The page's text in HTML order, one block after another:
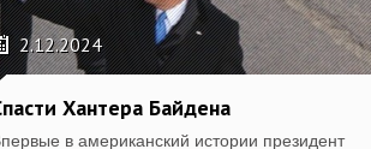
2.12.2024
Хантера Байдена
в американский истории президент